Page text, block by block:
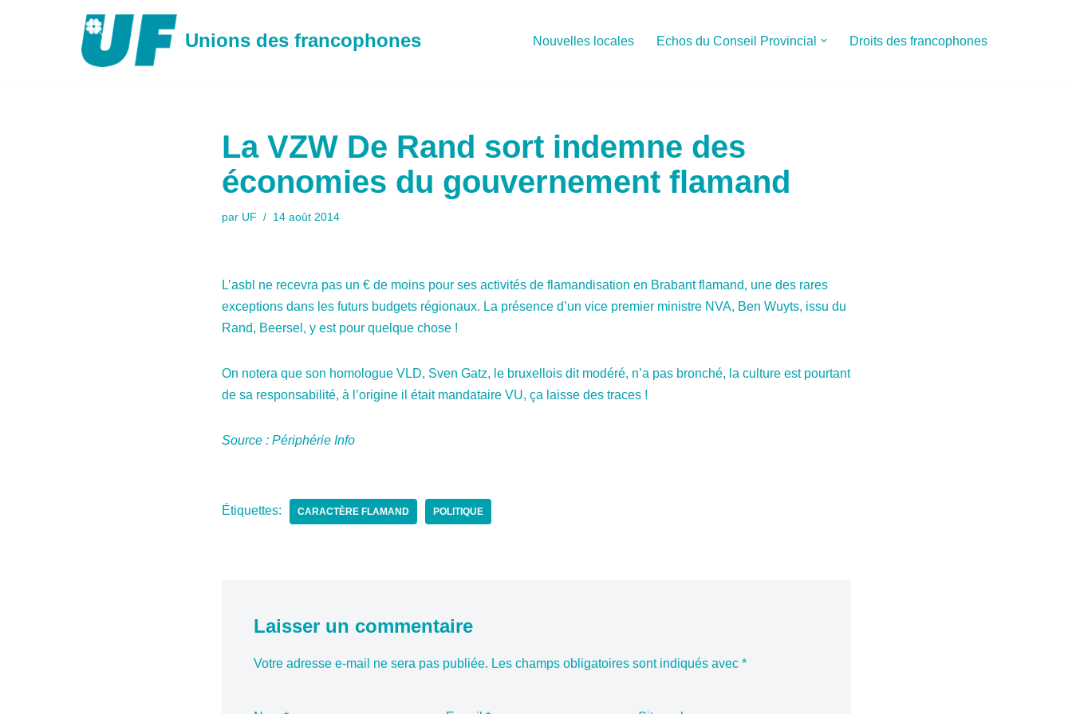
Unions des francophones Nouvelles locales Echos du Conseil Provincial Droits des francophones
La VZW De Rand sort indemne des
économies du gouvernement flamand
par UF 14 août 2014
L’asbl ne recevra pas un € de moins pour ses activités de flamandisation en Brabant flamand, une des rares
exceptions dans les futurs budgets régionaux. La présence d’un vice premier ministre NVA, Ben Wuyts, issu du
Rand, Beersel, y est pour quelque chose !
On notera que son homologue VLD, Sven Gatz, le bruxellois dit modéré, n’a pas bronché, la culture est pourtant
de sa responsabilité, à l’origine il était mandataire VU, ça laisse des traces !
Source : Périphérie Info
Étiquettes: CARACTÈRE FLAMAND POLITIQUE
Laisser un commentaire
Votre adresse e-mail ne sera pas publiée. Les champs obligatoires sont indiqués avec *